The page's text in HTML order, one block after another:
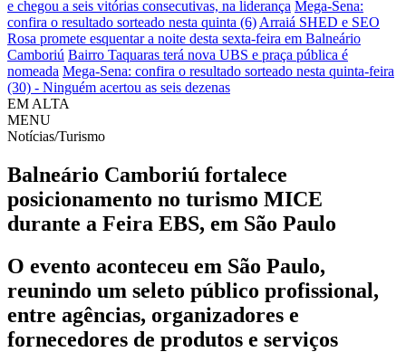
e chegou a seis vitórias consecutivas, na liderança Mega-Sena:
confira o resultado sorteado nesta quinta (6) Arraiá SHED e SEO
Rosa promete esquentar a noite desta sexta-feira em Balneário
Camboriú Bairro Taquaras terá nova UBS e praça pública é
nomeada Mega-Sena: confira o resultado sorteado nesta quinta-feira
(30) - Ninguém acertou as seis dezenas
EM ALTA
MENU
Notícias/Turismo
Balneário Camboriú fortalece
posicionamento no turismo MICE
durante a Feira EBS, em São Paulo
O evento aconteceu em São Paulo,
reunindo um seleto público profissional,
entre agências, organizadores e
fornecedores de produtos e serviços